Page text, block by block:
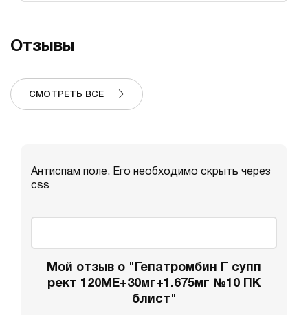
Отзывы
СМОТРЕТЬ ВСЕ
Антиспам поле. Его необходимо скрыть через
css
Мой отзыв о "Гепатромбин Г супп
рект 120МЕ+30мг+1.675мг №10 ПК
блист"